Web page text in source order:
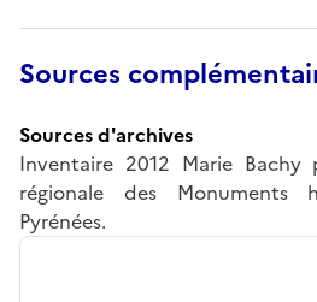
Sources
Sources d'archives
Inventaire 2012 Marie Bachy
régionale des Monuments
Pyrénées.